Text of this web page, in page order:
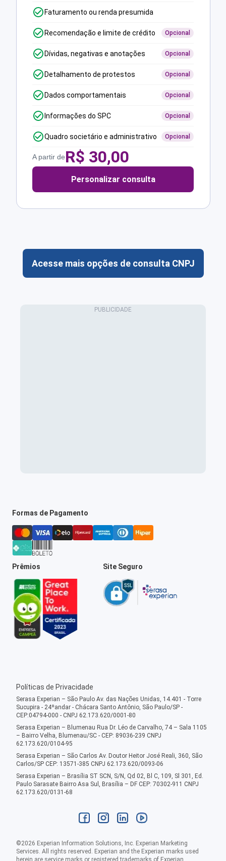
Faturamento ou renda presumida
Recomendação e limite de crédito Opcional
Dívidas, negativas e anotações Opcional
Detalhamento de protestos Opcional
Dados comportamentais Opcional
Informações do SPC Opcional
Quadro societário e administrativo Opcional
A partir deR$ 30,00
Personalizar consulta
Acesse mais opções de consulta CNPJ
Formas de Pagamento
Prêmios Site Seguro
Políticas de Privacidade
Serasa Experian – São Paulo Av. das Nações Unidas, 14.401 - Torre
Sucupira - 24ºandar - Chácara Santo Antônio, São Paulo/SP -
CEP:04794-000 - CNPJ 62.173.620/0001-80
Serasa Experian – Blumenau Rua Dr. Léo de Carvalho, 74 – Sala 1105
– Bairro Velha, Blumenau/SC - CEP: 89036-239 CNPJ
62.173.620/0104-95
Serasa Experian – São Carlos Av. Doutor Heitor José Reali, 360, São
Carlos/SP CEP: 13571-385 CNPJ 62.173.620/0093-06
Serasa Experian – Brasília ST SCN, S/N, Qd 02, Bl C, 109, Sl 301, Ed.
Paulo Sarasate Bairro Asa Sul, Brasília – DF CEP: 70302-911 CNPJ
62.173.620/0131-68
©2026 Experian Information Solutions, Inc. Experian Marketing
Services. All rights reserved. Experian and the Experian marks used
herein are service marks or registered trademarks of Experian